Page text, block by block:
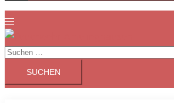
Suchen
nach: